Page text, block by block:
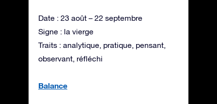
Date : 23 août – 22 septembre
Signe : la vierge
Traits : analytique, pratique, pensant,
observant, réfléchi
Balance